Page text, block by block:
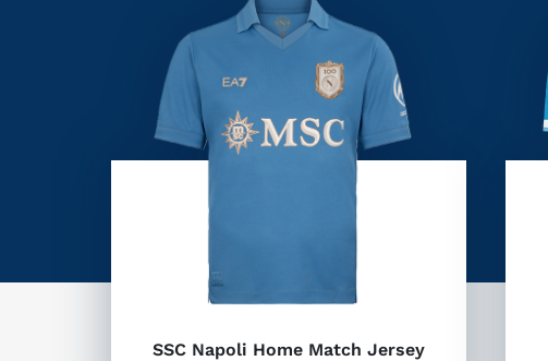
SSC Napoli Home Match Jersey